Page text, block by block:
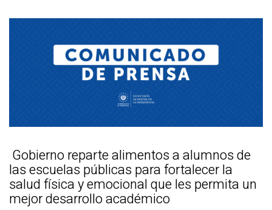
Gobierno reparte alimentos a alumnos de
las escuelas públicas para fortalecer la
salud física y emocional que les permita un
mejor desarrollo académico